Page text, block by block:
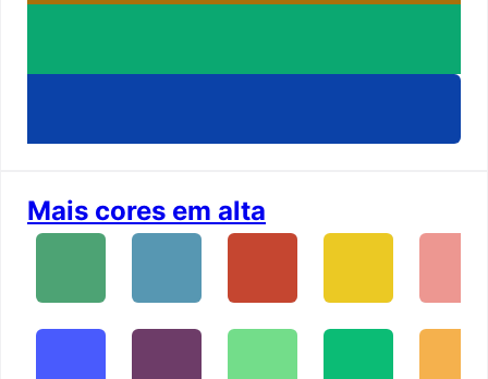
Mais cores em alta